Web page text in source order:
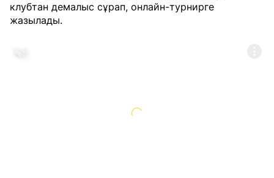
клубтан демалыс сұрап, онлайн-турнирге
жазылады.